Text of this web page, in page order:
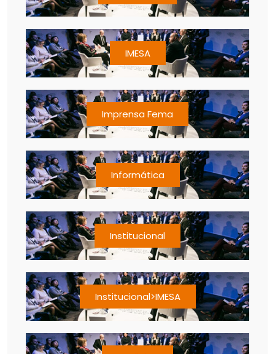
IMESA
Imprensa Fema
Informática
Institucional
Institucional>IMESA